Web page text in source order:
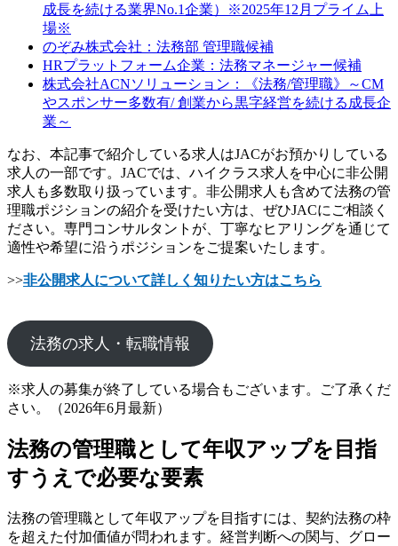
成長を続ける業界No.1企業）※2025年12月プライム上
場※
のぞみ株式会社：法務部 管理職候補
HRプラットフォーム企業：法務マネージャー候補
株式会社ACNソリューション：《法務/管理職》～CM
やスポンサー多数有/ 創業から黒字経営を続ける成長企
業～
なお、本記事で紹介している求人はJACがお預かりしている
求人の一部です。JACでは、ハイクラス求人を中心に非公開
求人も多数取り扱っています。非公開求人も含めて法務の管
理職ポジションの紹介を受けたい方は、ぜひJACにご相談く
ださい。専門コンサルタントが、丁寧なヒアリングを通じて
適性や希望に沿うポジションをご提案いたします。
>>非公開求人について詳しく知りたい方はこちら
法務の求人・転職情報
※求人の募集が終了している場合もございます。ご了承くだ
さい。（2026年6月最新）
法務の管理職として年収アップを目指
すうえで必要な要素
法務の管理職として年収アップを目指すには、契約法務の枠
を超えた付加価値が問われます。経営判断への関与、グロー